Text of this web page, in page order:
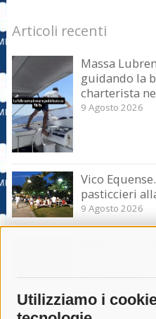
Utilizziamo i
Articoli recenti
Massa
guidando la
charterista
9 Agosto 2026
Vico
pasticcieri
9 Agosto 2026
sequestrati
del Cantone